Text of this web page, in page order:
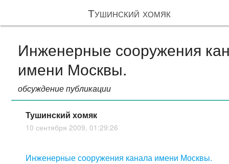
Тушинский хомяк
Инженерные сооружения
имени Москвы.
обсуждение публикации
Тушинский хомяк
10 сентября 2009, 01:29:26
Инженерные сооружения канала имени Москвы.